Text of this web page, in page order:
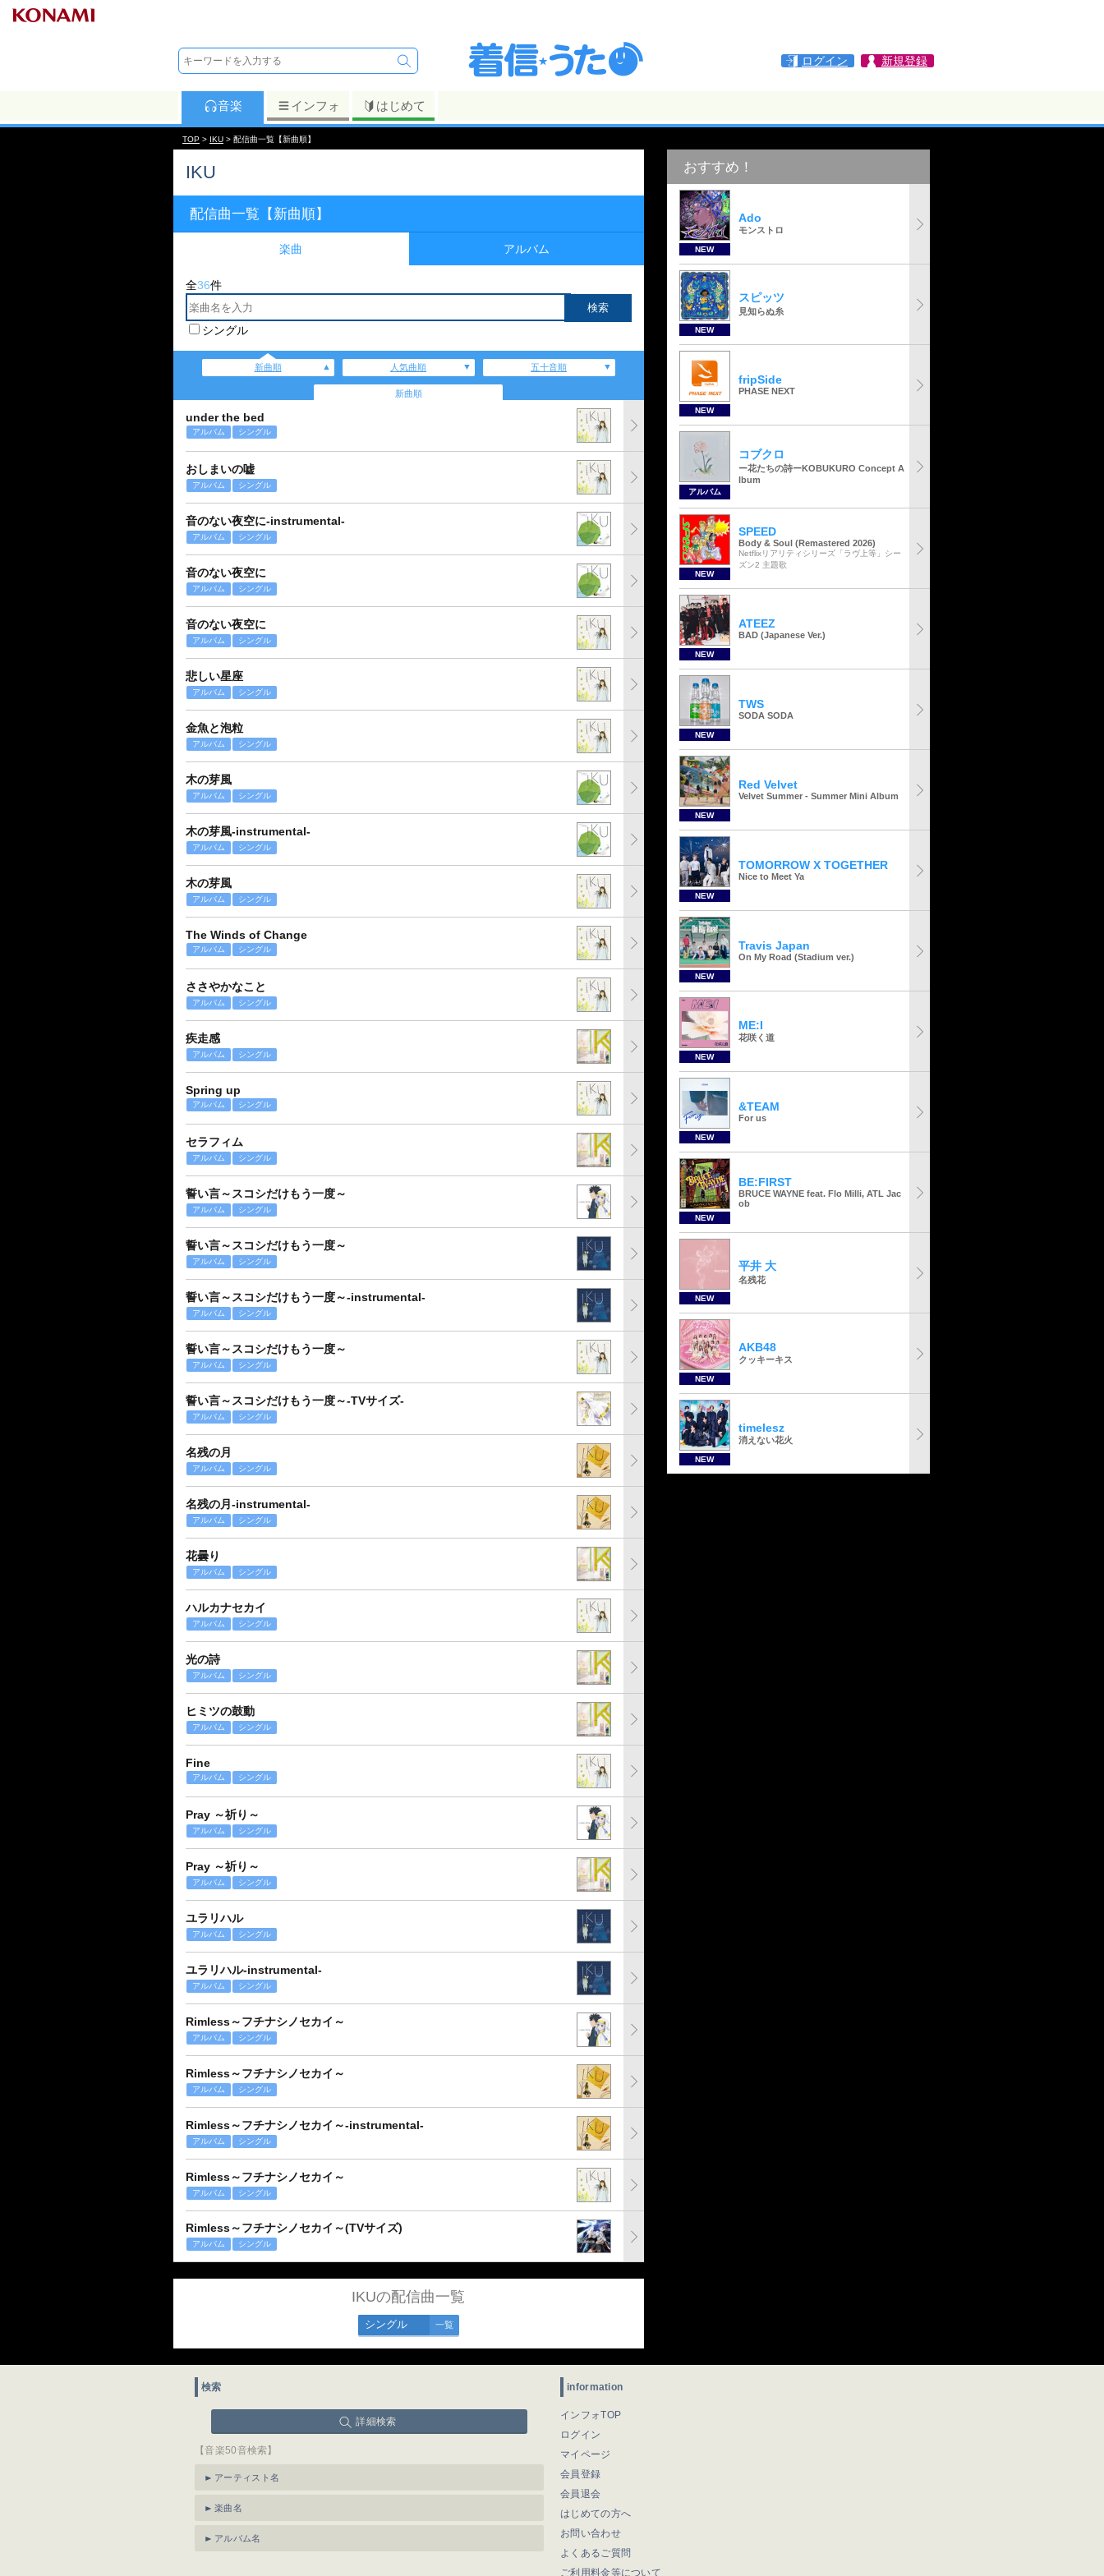
ログイン 新規登録
音楽 インフォ はじめて
TOP > IKU > 配信曲一覧【新曲順】
IKU
配信曲一覧【新曲順】
楽曲 アルバム
全36件
シングル
新曲順 人気曲順 五十音順
新曲順
under the bed
アルバム シングル
おしまいの嘘
アルバム シングル
音のない夜空に-instrumental-
アルバム シングル
音のない夜空に
アルバム シングル
音のない夜空に
アルバム シングル
悲しい星座
アルバム シングル
金魚と泡粒
アルバム シングル
木の芽風
アルバム シングル
木の芽風-instrumental-
アルバム シングル
木の芽風
アルバム シングル
The Winds of Change
アルバム シングル
ささやかなこと
アルバム シングル
疾走感
アルバム シングル
Spring up
アルバム シングル
セラフィム
アルバム シングル
誓い言～スコシだけもう一度～
アルバム シングル
誓い言～スコシだけもう一度～
アルバム シングル
誓い言～スコシだけもう一度～-instrumental-
アルバム シングル
誓い言～スコシだけもう一度～
アルバム シングル
誓い言～スコシだけもう一度～-TVサイズ-
アルバム シングル
名残の月
アルバム シングル
名残の月-instrumental-
アルバム シングル
花曇り
アルバム シングル
ハルカナセカイ
アルバム シングル
光の詩
アルバム シングル
ヒミツの鼓動
アルバム シングル
Fine
アルバム シングル
Pray ～祈り～
アルバム シングル
Pray ～祈り～
アルバム シングル
ユラリハル
アルバム シングル
ユラリハル-instrumental-
アルバム シングル
Rimless～フチナシノセカイ～
アルバム シングル
Rimless～フチナシノセカイ～
アルバム シングル
Rimless～フチナシノセカイ～-instrumental-
アルバム シングル
Rimless～フチナシノセカイ～
アルバム シングル
Rimless～フチナシノセカイ～(TVサイズ)
アルバム シングル
IKUの配信曲一覧
シングル 一覧
おすすめ！
NEW
Ado
モンストロ
NEW
スピッツ
見知らぬ糸
NEW
fripSide
PHASE NEXT
アルバム
コブクロ
ー花たちの詩ーKOBUKURO Concept A
lbum
NEW
SPEED
Body & Soul (Remastered 2026)
Netflixリアリティシリーズ「ラヴ上等」シー
ズン2 主題歌
NEW
ATEEZ
BAD (Japanese Ver.)
NEW
TWS
SODA SODA
NEW
Red Velvet
Velvet Summer - Summer Mini Album
NEW
TOMORROW X TOGETHER
Nice to Meet Ya
NEW
Travis Japan
On My Road (Stadium ver.)
NEW
ME:I
花咲く道
NEW
&TEAM
For us
NEW
BE:FIRST
BRUCE WAYNE feat. Flo Milli, ATL Jac
ob
NEW
平井 大
名残花
NEW
AKB48
クッキーキス
NEW
timelesz
消えない花火
検索
詳細検索
【音楽50音検索】
アーティスト名
楽曲名
アルバム名
information
インフォTOP
ログイン
マイページ
会員登録
会員退会
はじめての方へ
お問い合わせ
よくあるご質問
ご利用料金等について